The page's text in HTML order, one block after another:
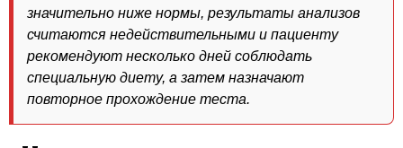
значительно ниже нормы, результаты анализов
считаются недействительными и пациенту
рекомендуют несколько дней соблюдать
специальную диету, а затем назначают
повторное прохождение теста.